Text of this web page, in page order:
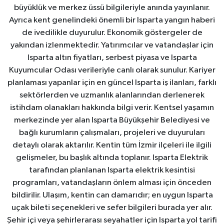
büyüklük ve merkez üssü bilgileriyle anında yayınlanır.
Ayrıca kent genelindeki önemli bir Isparta yangın haberi
de ivedilikle duyurulur. Ekonomik göstergeler de
yakından izlenmektedir. Yatırımcılar ve vatandaşlar için
Isparta altın fiyatları, serbest piyasa ve Isparta
Kuyumcular Odası verileriyle canlı olarak sunulur. Kariyer
planlaması yapanlar için en güncel Isparta iş ilanları, farklı
sektörlerden ve uzmanlık alanlarından derlenerek
istihdam olanakları hakkında bilgi verir. Kentsel yaşamın
merkezinde yer alan Isparta Büyükşehir Belediyesi ve
bağlı kurumların çalışmaları, projeleri ve duyuruları
detaylı olarak aktarılır. Kentin tüm İzmir ilçeleri ile ilgili
gelişmeler, bu başlık altında toplanır. Isparta Elektrik
tarafından planlanan Isparta elektrik kesintisi
programları, vatandaşların önlem alması için önceden
bildirilir. Ulaşım, kentin can damarıdır; en uygun Isparta
uçak bileti seçenekleri ve sefer bilgileri burada yer alır.
Şehir içi veya şehirlerarası seyahatler için Isparta yol tarifi